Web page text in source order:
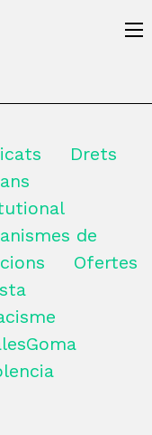
Drets
de
Ofertes